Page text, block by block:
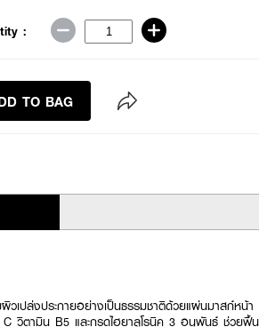
:
TO BAG
ผิวเปล่งประกายอย่างเป็นธรรมชาติด้วยแผ่นมาสก์หน้
วิตามิน B5 และกรดไฮยาลูโรนิค 3 อนุพันธ์ ช่วยฟื้